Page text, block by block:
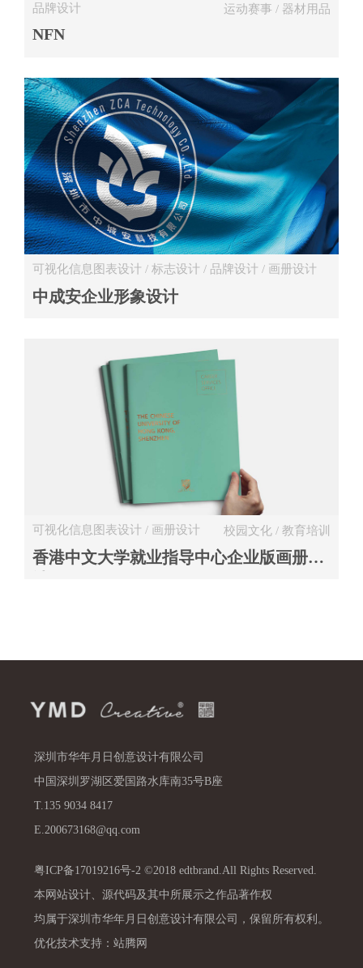
品牌设计 运动赛事 / 器材用品
NFN
可视化信息图表设计 / 标志设计 / 品牌设计 / 画册设计
中成安企业形象设计
可视化信息图表设计 / 画册设计 校园文化 / 教育培训
香港中文大学就业指导中心企业版画册设
深圳市华年月日创意设计有限公司
中国深圳罗湖区爱国路水库南35号B座
T.135 9034 8417
E.200673168@qq.com
粤ICP备17019216号-2 ©2018 edtbrand.All Rights Reserved.
本网站设计、源代码及其中所展示之作品著作权
均属于深圳市华年月日创意设计有限公司，保留所有权利。
优化技术支持：站腾网